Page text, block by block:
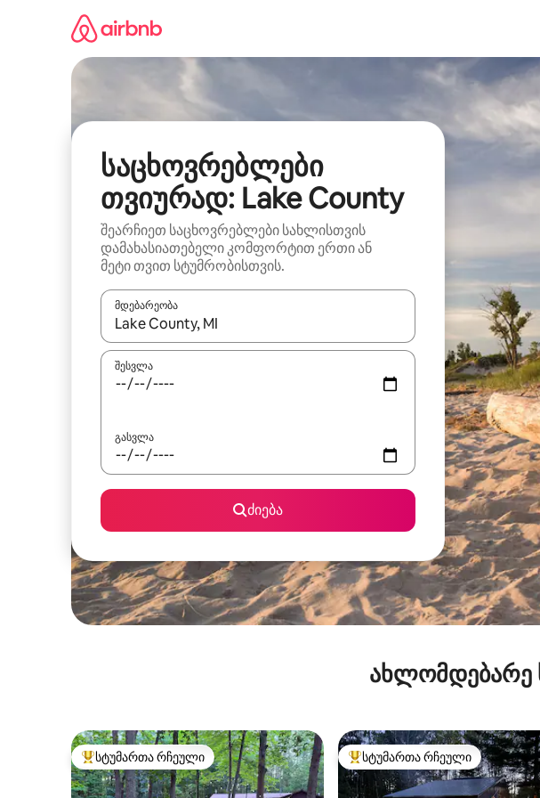
საცხოვრებლები
თვიურად: Lake County
შეარჩიეთ საცხოვრებლები სახლისთვის
დამახასიათებელი კომფორტით ერთი ან
მეტი თვით სტუმრობისთვის.
მდებარეობა
როცა შედეგები ხელმისაწვდომი გახდება, ნავიგაციისთვის გამოიყენეთ
შესვლა
გასვლა
ძიება
ახლომდებარე
სტუმართა რჩეული მოწინავე ვარიანტი
სტუმართა რჩეული სტუმართა რჩეული მოწინავე
სტუმართა რჩეული